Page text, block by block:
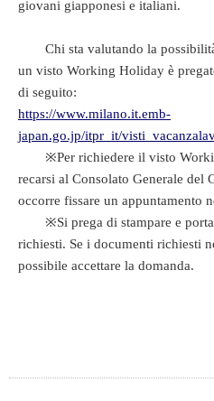
giovani giapponesi e italiani.
Chi sta valutando la possibilità
un visto Working Holiday è
di seguito:
https://www.milano.it.emb-
japan.go.jp/itpr_it/
※Per richiedere il visto
recarsi al Consolato Generale del
occorre fissare un appuntamento
※Si prega di stampare e
richiesti. Se i documenti richiesti
possibile accettare la domanda.